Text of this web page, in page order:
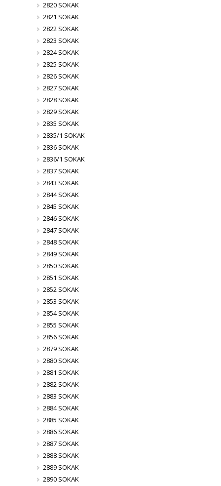
2820 SOKAK
2821 SOKAK
2822 SOKAK
2823 SOKAK
2824 SOKAK
2825 SOKAK
2826 SOKAK
2827 SOKAK
2828 SOKAK
2829 SOKAK
2835 SOKAK
2835/1 SOKAK
2836 SOKAK
2836/1 SOKAK
2837 SOKAK
2843 SOKAK
2844 SOKAK
2845 SOKAK
2846 SOKAK
2847 SOKAK
2848 SOKAK
2849 SOKAK
2850 SOKAK
2851 SOKAK
2852 SOKAK
2853 SOKAK
2854 SOKAK
2855 SOKAK
2856 SOKAK
2879 SOKAK
2880 SOKAK
2881 SOKAK
2882 SOKAK
2883 SOKAK
2884 SOKAK
2885 SOKAK
2886 SOKAK
2887 SOKAK
2888 SOKAK
2889 SOKAK
2890 SOKAK